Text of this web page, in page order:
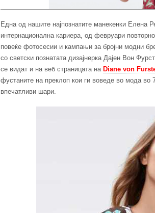
Една од нашите најпознатите манекенки Елена
интернационална кариера, од февруари
повеќе фотосесии и кампањи за бројни модни
со светски познатата дизајнерка Дајен Вон
се видат и на веб страницата на Diane von
фустаните на преклоп кои ги воведе во мода во
впечатливи шари.